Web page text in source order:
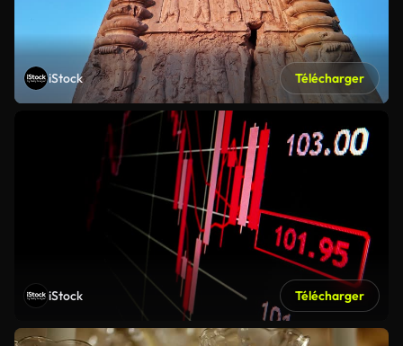
iStock Télécharger
iStock Télécharger